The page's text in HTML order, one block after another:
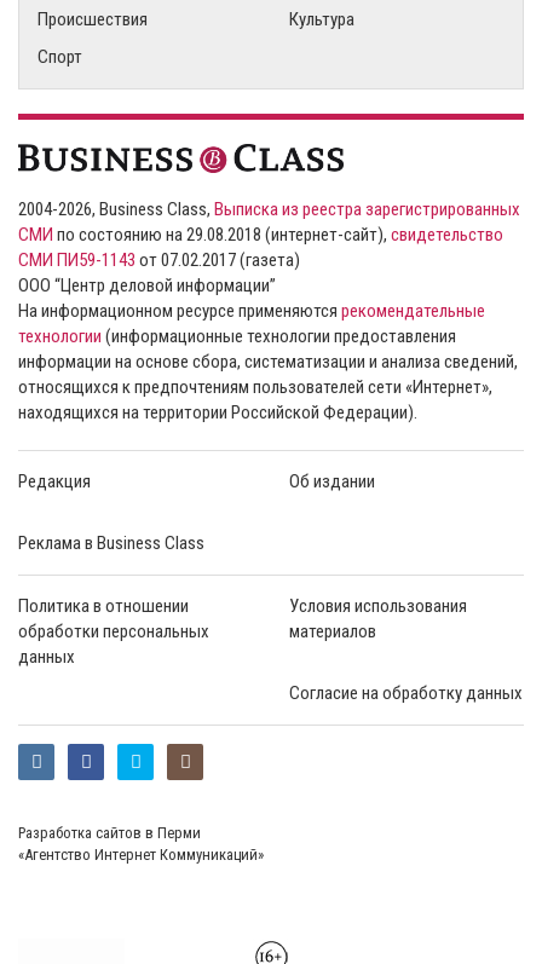
Происшествия
Культура
Спорт
2004-2026, Business Class, Выписка из реестра зарегистрированных
СМИ по состоянию на 29.08.2018 (интернет-сайт), свидетельство
СМИ ПИ59-1143 от 07.02.2017 (газета)
ООО “Центр деловой информации”
На информационном ресурсе применяются рекомендательные
технологии (информационные технологии предоставления
информации на основе сбора, систематизации и анализа сведений,
относящихся к предпочтениям пользователей сети «Интернет»,
находящихся на территории Российской Федерации).
Редакция Об издании
Реклама в Business Class
Политика в отношении
обработки персональных
данных
Условия использования
материалов
Согласие на обработку данных
Разработка сайтов в Перми
«Агентство Интернет Коммуникаций»